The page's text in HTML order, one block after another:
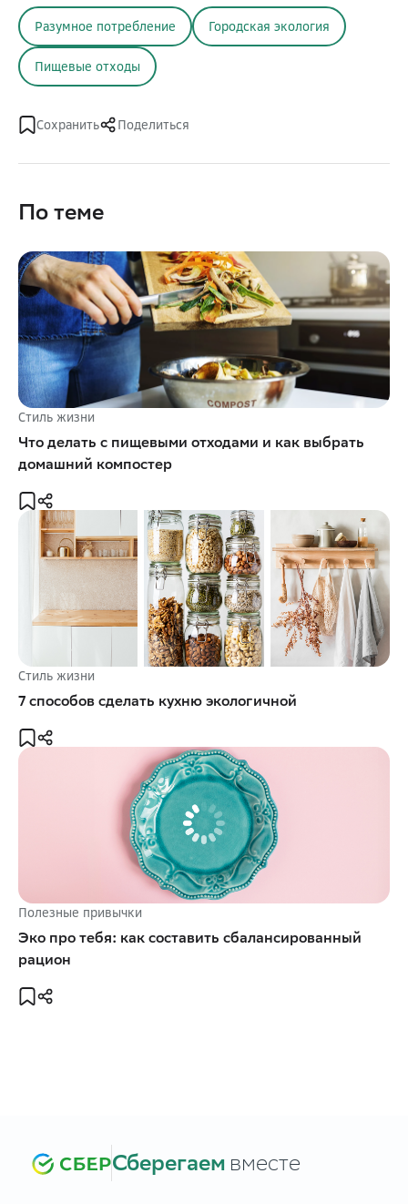
Разумное потребление Городская экология
Пищевые отходы
Сохранить Поделиться
По теме
Стиль жизни
Что делать с пищевыми отходами и как выбрать
домашний компостер
Стиль жизни
7 способов сделать кухню экологичной
Полезные привычки
Эко про тебя: как составить сбалансированный
рацион
Сберегаем вместе